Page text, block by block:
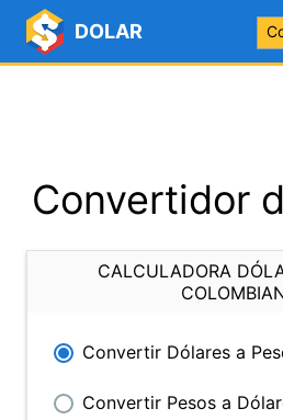
DOLAR
Convertidor
CALCULADORA
Convertir Dólares a
Convertir Pesos a